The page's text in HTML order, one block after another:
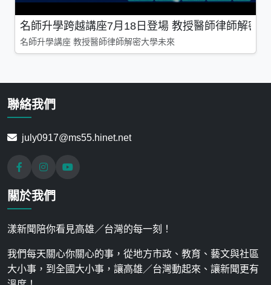
名師升學跨越講座7月18日登場 教授醫師律師解密
名師升學講座 教授醫師律師解密大學未來
聯絡我們
july0917@ms55.hinet.net
關於我們
漾新聞陪你看見高雄／台灣的每一刻！
我們每天關心你關心的事，從地方市政、教育、藝文與社區
大小事，到全國大小事，讓高雄／台灣動起來、讓新聞更有